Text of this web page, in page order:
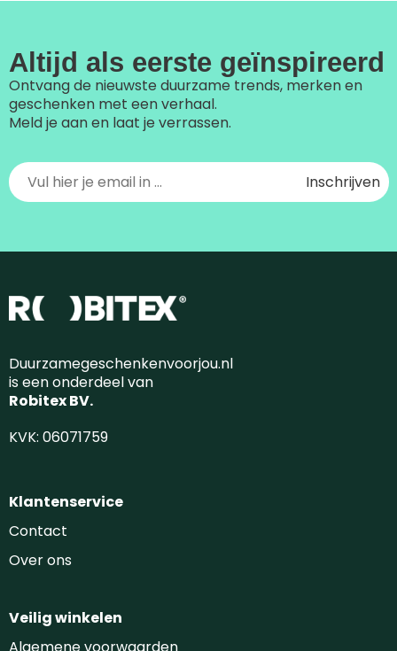
Altijd als eerste geïnspireerd
Ontvang de nieuwste duurzame trends, merken en
geschenken met een verhaal.
Meld je aan en laat je verrassen.
Duurzamegeschenkenvoorjou.nl
is een onderdeel van
Robitex BV.
KVK: 06071759
Klantenservice
Contact
Over ons
Veilig winkelen